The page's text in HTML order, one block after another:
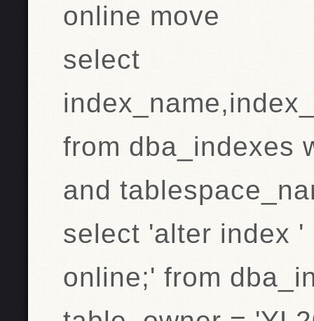
online move
select
from dba_indexes
and
select 'alter index
online;' from